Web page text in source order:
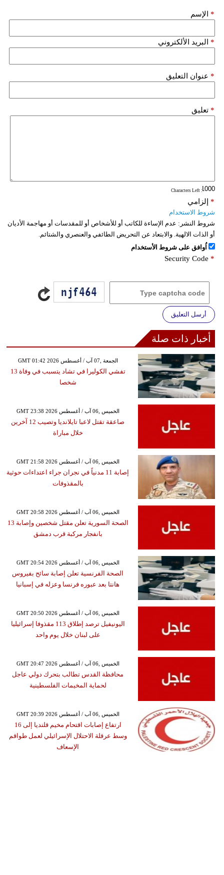
الإسم *
البريد الألكتروني *
عنوان التعليق *
تعليق *
: Characters Left
إلزامي *
شروط الاستخدام
شروط النشر: عدم الإساءة للكاتب أو للأشخاص أو للمقدسات أو مهاجمة الأديان
أو الذات الالهية. والابتعاد عن التحريض الطائفي والعنصري والشتائم.
اُوافق على شروط الأستخدام
Security Code *
أرسل التعليق
أخبار ذات صلة
GMT 01:42 2026 الجمعة ,07 آب / أغسطس
تفشي الكوليرا في تشاد يتسبب في وفاة 13
شخصا
GMT 23:38 2026 الخميس ,06 آب / أغسطس
صاعقة تقتل لاعبا تايلانديا وتصيب 12 آخرين
خلال مباراة
GMT 21:58 2026 الخميس ,06 آب / أغسطس
إصابة 11 مدنياً في نجران جراء اعتداءات حوثية
بالمقذوفات
GMT 20:58 2026 الخميس ,06 آب / أغسطس
الصحة السورية تعلن مقتل شخصين وإصابة 13
بانفجار مركبة قرب دمشق
GMT 20:54 2026 الخميس ,06 آب / أغسطس
الصحة الفرنسية تعلن إصابة سائح بفيروس
هانتا بعد عبوره فرنسا وعزله في إسبانيا
GMT 20:50 2026 الخميس ,06 آب / أغسطس
اليونيفيل ترصد إطلاق 113 مقذوفا إسرائيليا
على لبنان خلال يوم واحد
GMT 20:47 2026 الخميس ,06 آب / أغسطس
محافظة القدس تطالب بتحرك دولي عاجل
لحماية المخيمات الفلسطينية
GMT 20:39 2026 الخميس ,06 آب / أغسطس
ارتفاع إصابات اقتحام مخيم قلنديا إلى 16
وسط عرقلة الاحتلال الإسرائيلي لعمل طواقم
الإسعاف